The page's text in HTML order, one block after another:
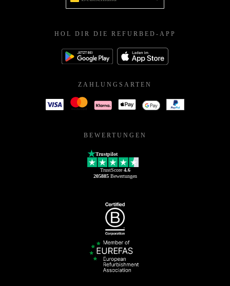
HOL DIR DIE REFURBED-APP
ZAHLUNGSARTEN
BEWERTUNGEN
Trustpilot
TrustScore 4.6
205885Bewertungen